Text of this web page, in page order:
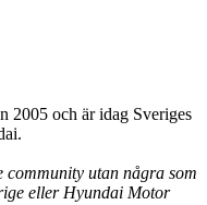
2005 och är idag Sveriges
community utan några som
eller Hyundai Motor